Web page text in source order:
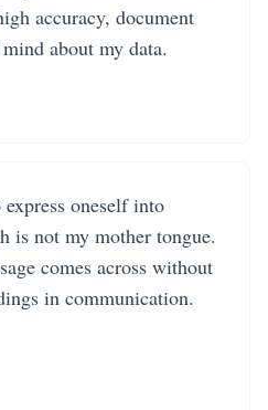
accuracy, document
about my data.
oneself into
is not my mother tongue.
comes across without
in communication.